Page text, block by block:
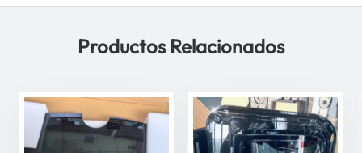
Productos Relacionados